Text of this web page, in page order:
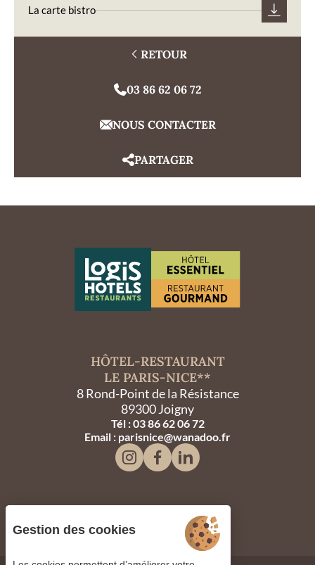
La carte bistro
RETOUR
03 86 62 06 72
NOUS CONTACTER
PARTAGER
HÔTEL-RESTAURANT
LE PARIS-NICE**
8 Rond-Point de la Résistance
89300 Joigny
Tél : 03 86 62 06 72
Email : parisnice@wanadoo.fr
Gestion des cookies